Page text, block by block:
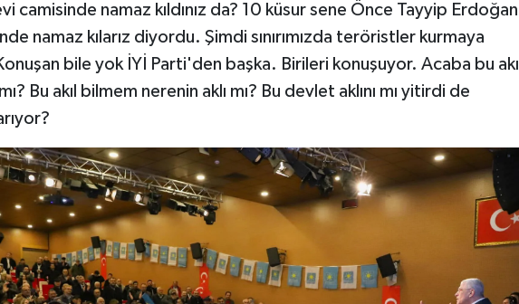
camisinde namaz kıldınız da? 10 küsur sene Önce Tayyip Erdoğan
namaz kılarız diyordu. Şimdi sınırımızda teröristler kurmaya
bile yok İYİ Parti'den başka. Birileri konuşuyor. Acaba bu akıl
Bu akıl bilmem nerenin aklı mı? Bu devlet aklını mı yitirdi de